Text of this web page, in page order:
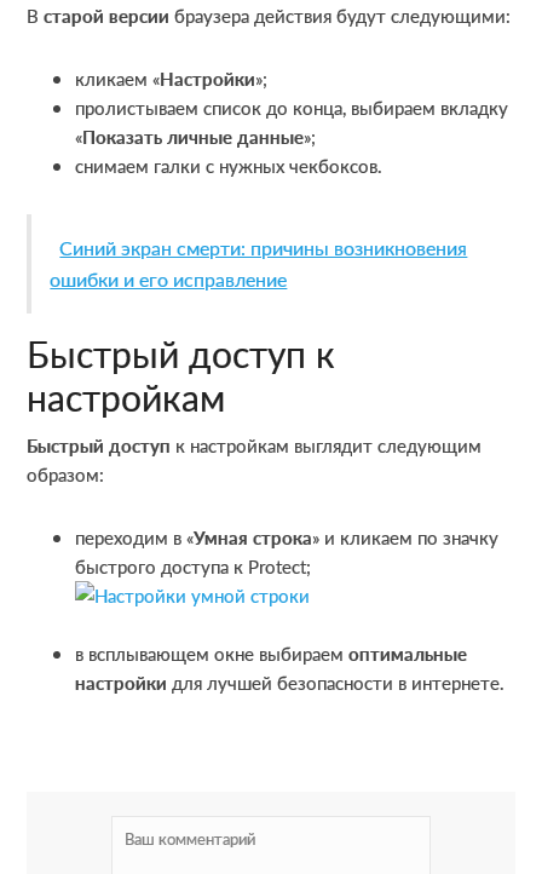
Встарой версии браузера действия будут следующими:
кликаем «Настройки»;
пролистываем список до конца, выбираем вкладку
«Показать личные данные»;
снимаем галки с нужных чекбоксов.
Синий экран смерти: причины возникновения
ошибки и его исправление
Быстрый доступ к
настройкам
Быстрый доступ к настройкам выглядит следующим
образом:
переходим в «Умная строка» и кликаем по значку
быстрого доступа к Protect;
в всплывающем окне выбираемоптимальные
настройки для лучшей безопасности в интернете.